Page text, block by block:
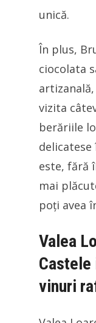
unică.
În plus,
ciocolata
vizita
berăriile
este, fără
mai
poți avea
Valea
Castele
vinuri